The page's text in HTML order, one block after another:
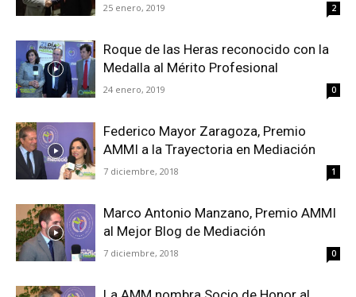
25 enero, 2019 2
Roque de las Heras reconocido con la
Medalla al Mérito Profesional
24 enero, 2019 0
Federico Mayor Zaragoza, Premio
AMMI a la Trayectoria en Mediación
7 diciembre, 2018 1
Marco Antonio Manzano, Premio AMMI
al Mejor Blog de Mediación
7 diciembre, 2018 0